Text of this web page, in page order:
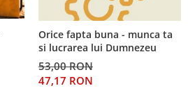
Orice fapta buna - munca ta
si lucrarea lui Dumnezeu
53,00 RON
47,17 RON